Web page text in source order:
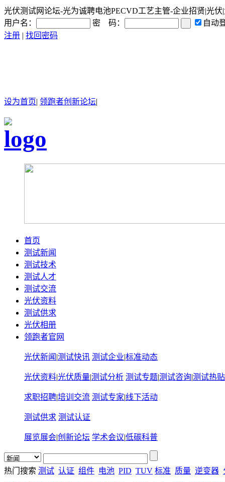
光伏测试网论坛-光为诚聘电池PECVD工艺主管-企业招贤|光伏
用户名：
密 码：
自动
注册 | 找回密码
设为首页| 领跑者创新论坛|
首页
测试新闻
测试技术
测试人才
测试交流
光伏资料
测试供求
光伏相册
领跑者官网
光伏新闻 |测试快讯 测试企业|标准动态
光伏资料|光伏质量|测试分析 测试专题|测试咨询|测试热贴
求职招聘|培训交流 测试专家|线下活动
测试供求 测试认证
展览展会|创新论坛 学术会议|低碳科普
热门搜索 测试 认证 组件 电池 PID TUV 标准 质量 逆变器